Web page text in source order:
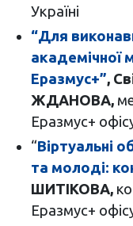
Україні
“Для
академічної
Еразмус+”,
ЖДАНОВА,
Еразмус+
“Віртуальні
та молоді:
ШИТІКОВА,
Еразмус+